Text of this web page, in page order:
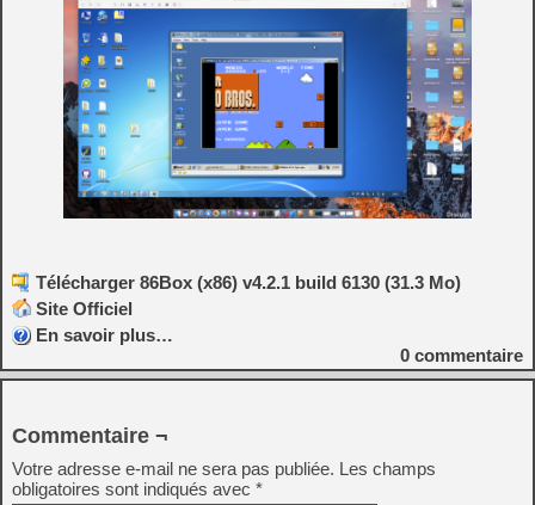
Télécharger 86Box (x86) v4.2.1 build 6130 (31.3 Mo)
Site Officiel
En savoir plus…
0 commentaire
Commentaire ¬
Votre adresse e-mail ne sera pas publiée. Les champs
obligatoires sont indiqués avec *